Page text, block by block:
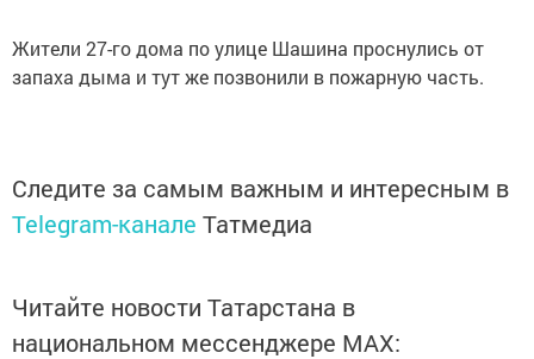
Жители 27-го дома по улице Шашина проснулись от
запаха дыма и тут же позвонили в пожарную часть.
Следите за самым важным и интересным в
Telegram-канале Татмедиа
Читайте новости Татарстана в
национальном мессенджере MАХ: